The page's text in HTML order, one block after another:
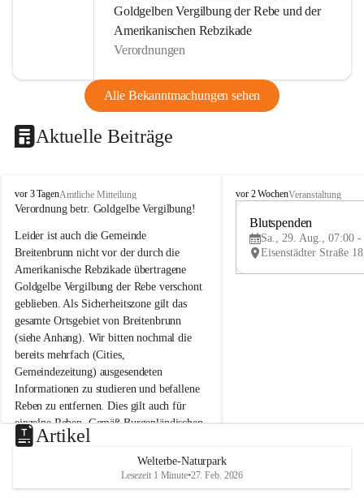
Goldgelben Vergilbung der Rebe und der
Amerikanischen Rebzikade
Verordnungen
Alle Bekanntmachungen sehen
Aktuelle Beiträge
B
r
i
t
e
n
b
r
u
n
n
a
m
N
e
u
s
d
vor 3 TagenAmtliche Mitteilung
Verordnung betr. Goldgelbe Vergilbung!
Leider ist auch die Gemeinde
Breitenbrunn nicht vor der durch die
Amerikanische Rebzikade übertragene
Goldgelbe Vergilbung der Rebe verschont
geblieben. Als Sicherheitszone gilt das
gesamte Ortsgebiet von Breitenbrunn
(siehe Anhang). Wir bitten nochmal die
bereits mehrfach (Cities,
Gemeindezeitung) ausgesendeten
Informationen zu studieren und befallene
Reben zu entfernen. Dies gilt auch für
einzelne Reben. Gemäß Burgenländischen
Weinbaugesetz sind nicht gepflegte oder
unzulässige Weingärten zu roden! Bitte
helfen wir zusammen um unsere Winzer
vor den prognostizierten Ernteausfällen
B
e
u
e
d
vor 2 WochenVeranstaltung
Blutspenden
Sa., 29. Aug., 07:00 -
Artikel
Welterbe-Naturpark
Lesezeit 1 Minute•27. Feb. 2026